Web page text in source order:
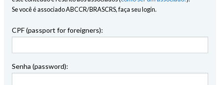
Se você é associado ABCCR/BRASCRS, faça seu login.
CPF (passport for foreigners):
Senha (password):